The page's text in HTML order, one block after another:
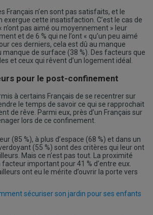
Français n’en sont pas satisfaits, et le
exergue cette insatisfaction. C’est le cas de
n’ont pas aimé ou moyennement » leur
et de 6 % qui ne l’ont « qu’un peu aimé
ces derniers, cela est dû au manque
manque de surface (38 %). Des facteurs que
et ceux qui rêvent d’un logement idéal.
pour le post-confinement
à certains Français de se recentrer sur
le temps de savoir ce qui se rapprochait
de rêve. Parmi eux, près d’un Français sur
lors de ce confinement.
(85 %), à plus d’espace (68 %) et dans un
(55 %) sont des critères qui leur ont
Mais ce n’est pas tout. La proximité
important pour 41 % d’entre eux.
ont eu le mérite d’ouvrir la porte vers
sécuriser son jardin pour ses enfants